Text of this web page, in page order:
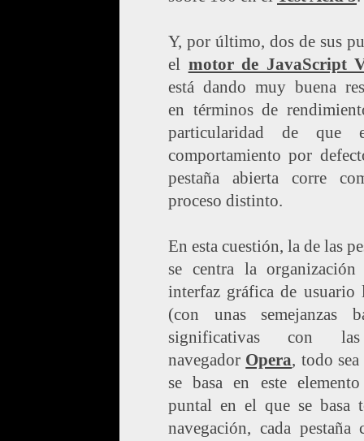
Y, por último, dos de sus
el motor de JavaScript
está dando muy buena
en términos de
particularidad de que
comportamiento por
pestaña abierta corre
proceso distinto.
En esta cuestión, la de las
se centra la
interfaz gráfica de usuario
(con unas semejanzas
significativas con
navegador Opera, todo
se basa en este
puntal en el que se basa
navegación, cada pestaña